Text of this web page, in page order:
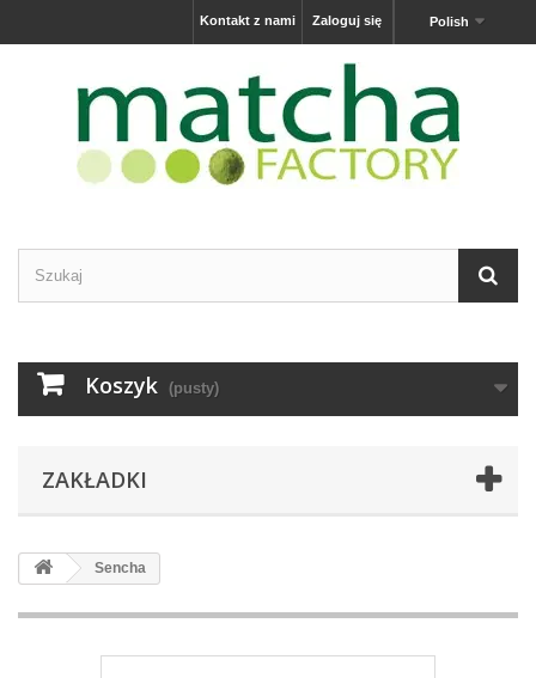
Polish
Zaloguj się
Kontakt z nami
Koszyk (pusty)
ZAKŁADKI
Sencha